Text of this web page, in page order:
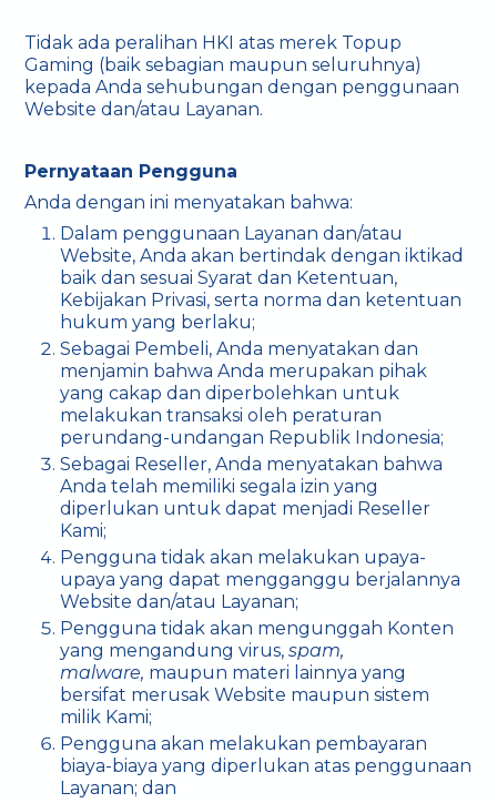
Tidak ada peralihan HKI atas merek Topup
Gaming (baik sebagian maupun seluruhnya)
kepada Anda sehubungan dengan penggunaan
Website dan/atau Layanan.
Pernyataan Pengguna
Anda dengan ini menyatakan bahwa:
Dalam penggunaan Layanan dan/atau
Website, Anda akan bertindak dengan iktikad
baik dan sesuai Syarat dan Ketentuan,
Kebijakan Privasi, serta norma dan ketentuan
hukum yang berlaku;
Sebagai Pembeli, Anda menyatakan dan
menjamin bahwa Anda merupakan pihak
yang cakap dan diperbolehkan untuk
melakukan transaksi oleh peraturan
perundang-undangan Republik Indonesia;
Sebagai Reseller, Anda menyatakan bahwa
Anda telah memiliki segala izin yang
diperlukan untuk dapat menjadi Reseller
Kami;
Pengguna tidak akan melakukan upaya-
upaya yang dapat mengganggu berjalannya
Website dan/atau Layanan;
Pengguna tidak akan mengunggah Konten
yang mengandung virus, spam,
malware, maupun materi lainnya yang
bersifat merusak Website maupun sistem
milik Kami;
Pengguna akan melakukan pembayaran
biaya-biaya yang diperlukan atas penggunaan
Layanan; dan